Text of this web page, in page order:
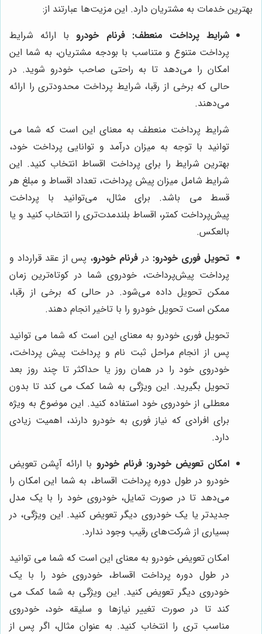
بهترین خدمات به مشتریان دارد. این مزیت‌ها عبارتند از:
شرایط پرداخت منعطف: فرنام خودرو با ارائه شرایط
پرداخت متنوع و متناسب با بودجه مشتریان، به شما این
امکان را می‌دهد تا به راحتی صاحب خودرو شوید. در
حالی که برخی از رقبا، شرایط پرداخت محدودتری را ارائه
می‌دهند.
شرایط پرداخت منعطف به معنای این است که شما می
توانید با توجه به میزان درآمد و توانایی پرداخت خود،
بهترین شرایط را برای پرداخت اقساط انتخاب کنید. این
شرایط شامل میزان پیش پرداخت، تعداد اقساط و مبلغ هر
قسط می باشد. برای مثال، می‌توانید با پرداخت
پیش‌پرداخت کمتر، اقساط بلندمدت‌تری را انتخاب کنید و یا
بالعکس.
تحویل فوری خودرو: در فرنام خودرو، پس از عقد قرارداد و
پرداخت پیش‌پرداخت، خودروی شما در کوتاه‌ترین زمان
ممکن تحویل داده می‌شود. در حالی که برخی از رقبا،
ممکن است تحویل خودرو را با تاخیر انجام دهند.
تحویل فوری خودرو به معنای این است که شما می توانید
پس از انجام مراحل ثبت نام و پرداخت پیش پرداخت،
خودروی خود را در همان روز یا حداکثر تا چند روز بعد
تحویل بگیرید. این ویژگی به شما کمک می کند تا بدون
معطلی از خودروی خود استفاده کنید. این موضوع به ویژه
برای افرادی که نیاز فوری به خودرو دارند، اهمیت زیادی
دارد.
امکان تعویض خودرو: فرنام خودرو با ارائه آپشن تعویض
خودرو در طول دوره پرداخت اقساط، به شما این امکان را
می‌دهد تا در صورت تمایل، خودروی خود را با یک مدل
جدیدتر یا یک خودروی دیگر تعویض کنید. این ویژگی، در
بسیاری از شرکت‌های رقیب وجود ندارد.
امکان تعویض خودرو به معنای این است که شما می توانید
در طول دوره پرداخت اقساط، خودروی خود را با یک
خودروی دیگر تعویض کنید. این ویژگی به شما کمک می
کند تا در صورت تغییر نیازها و سلیقه خود، خودروی
مناسب تری را انتخاب کنید. به عنوان مثال، اگر پس از